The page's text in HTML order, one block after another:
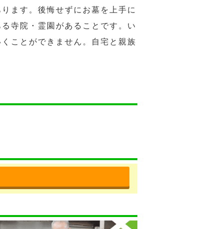
ます。後悔せずにお墓を上手に
寺院・霊園があることです。い
ことができません。自宅と親族